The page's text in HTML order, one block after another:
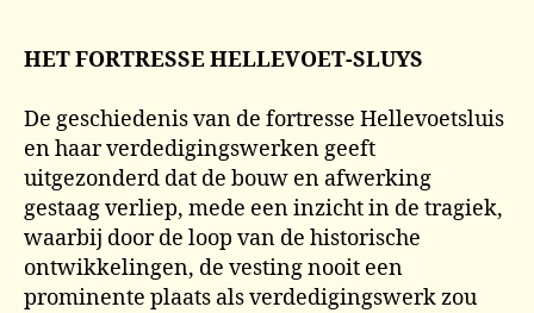
HET FORTRESSE HELLEVOET-SLUYS
De geschiedenis van de fortresse Hellevoetsluis
en haar verdedigingswerken geeft
uitgezonderd dat de bouw en afwerking
gestaag verliep, mede een inzicht in de tragiek,
waarbij door de loop van de historische
ontwikkelingen, de vesting nooit een
prominente plaats als verdedigingswerk zou